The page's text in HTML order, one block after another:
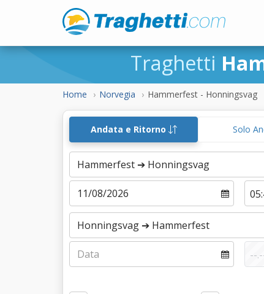
Traghetti
Home Norvegia Hammerfest - Honningsvag
Andata e Ritorno Solo